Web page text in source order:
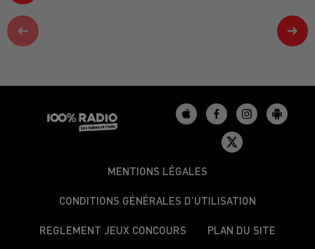
MENTIONS LÉGALES
CONDITIONS GÉNÉRALES D’UTILISATION
REGLEMENT JEUX CONCOURS PLAN DU SITE